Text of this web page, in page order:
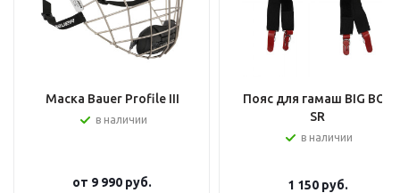
Маска Bauer Profile III
в наличии
от 9 990 руб.
Пояс для гамаш BIG BOY
SR
в наличии
1 150руб.